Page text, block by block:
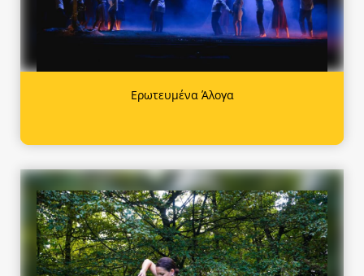
Ερωτευμένα Άλογα